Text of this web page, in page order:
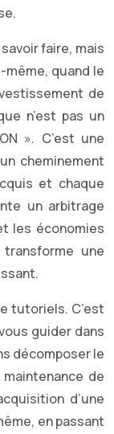
faire, mais
quand le
de
n’est pas un
». C’est une
cheminement
et chaque
un arbitrage
les économies
une
tutoriels. C’est
guider dans
décomposer le
de
d’une
en passant